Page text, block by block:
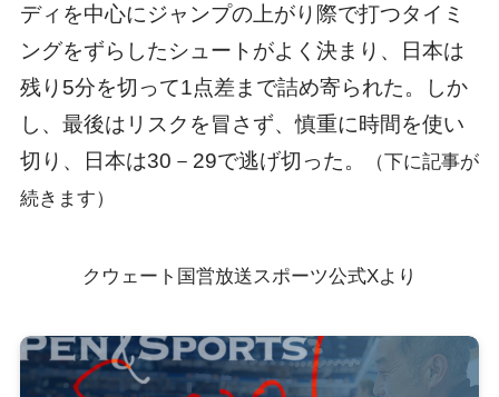
ディを中心にジャンプの上がり際で打つタイミ
ングをずらしたシュートがよく決まり、日本は
残り5分を切って1点差まで詰め寄られた。しか
し、最後はリスクを冒さず、慎重に時間を使い
切り、日本は30－29で逃げ切った。
（下に記事が
続きます）
クウェート国営放送スポーツ公式Xより